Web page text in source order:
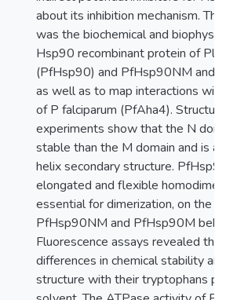
about its inhibition mechanism.
was the biochemical and
Hsp90 recombinant protein of
(PfHsp90) and PfHsp90NM and
as well as to map interactions
of P falciparum (PfAha4).
experiments show that the N
stable than the M domain and is
helix secondary structure.
elongated and flexible homodimer
essential for dimerization, on the
PfHsp90NM and PfHsp90M
Fluorescence assays revealed
differences in chemical stability
structure with their tryptophans